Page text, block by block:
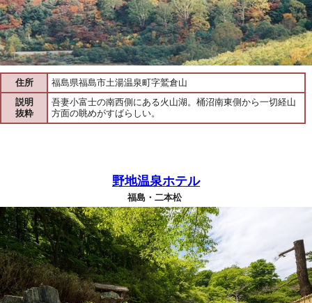
住所
福島県福島市土湯温泉町字鷲倉山
説明
抜粋
吾妻小富士の南西側にある火山湖。桶沼南東側から一切経山
方面の眺めがすばらしい。
野地温泉ホテル
福島・二本松